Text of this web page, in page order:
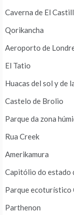
Caverna de El
Qorikancha
Aeroporto de
El Tatio
Huacas del sol y de
Castelo de Brolio
Parque da zona
Rua Creek
Amerikamura
Capitólio do estado
Parque ecoturístico
Parthenon